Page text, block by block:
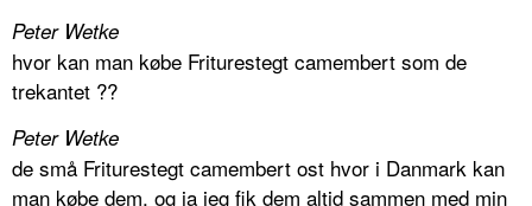
Peter Wetke
hvor kan man købe Friturestegt camembert som de
trekantet ??
Peter Wetke
de små Friturestegt camembert ost hvor i Danmark kan
man købe dem. og ja jeg fik dem altid sammen med min